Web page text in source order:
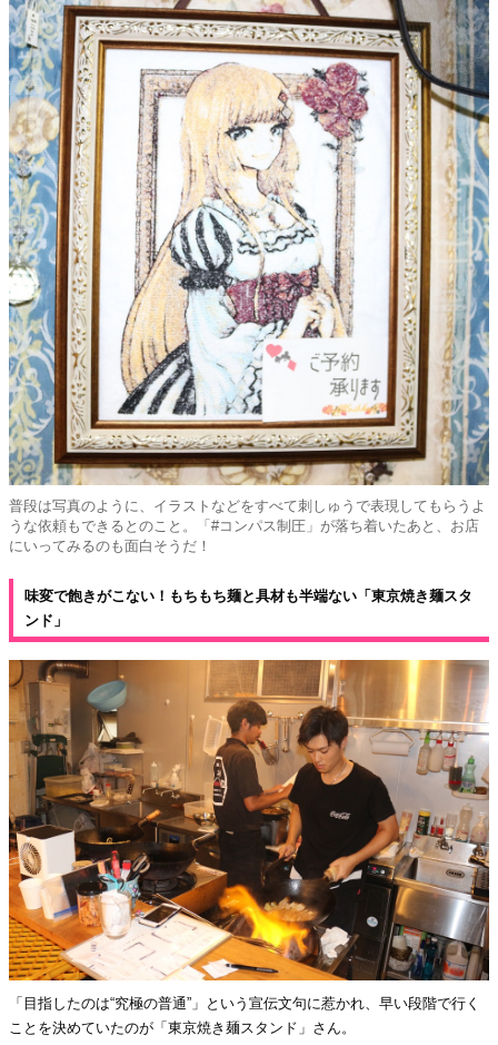
普段は写真のように、イラストなどをすべて刺しゅうで表現してもらうよ
うな依頼もできるとのこと。「#コンパス制圧」が落ち着いたあと、お店
にいってみるのも面白そうだ！
味変で飽きがこない！もちもち麺と具材も半端ない「東京焼き麺スタ
ンド」
「目指したのは“究極の普通”」という宣伝文句に惹かれ、早い段階で行く
ことを決めていたのが「東京焼き麺スタンド」さん。